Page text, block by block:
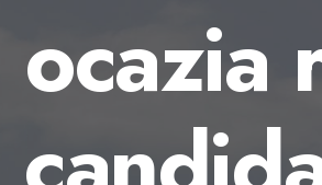
ocazia